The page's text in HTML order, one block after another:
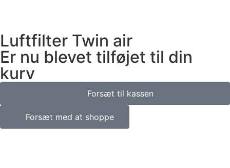
Luftfilter Twin air
Er nu blevet tilføjet til din
kurv
Forsæt til kassen
Forsæt med at shoppe